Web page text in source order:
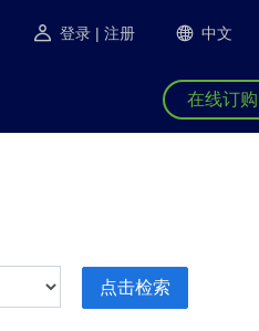
登录 | 注册 中文
在线订购